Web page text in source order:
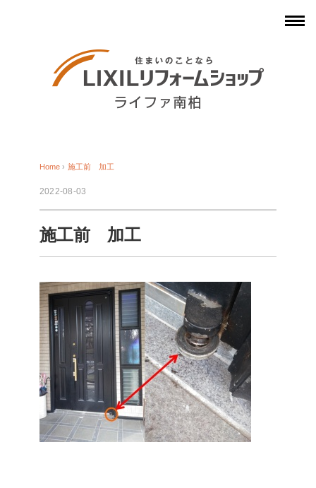
Home › 施工前 加工
2022-08-03
施工前 加工